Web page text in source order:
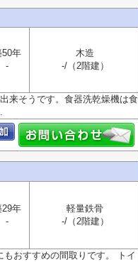
50年
-
木造
-/（2階建）
来そうです。食器洗乾燥機は食
29年
-
軽量鉄骨
-/（2階建）
おすすめの間取りです。 トイ